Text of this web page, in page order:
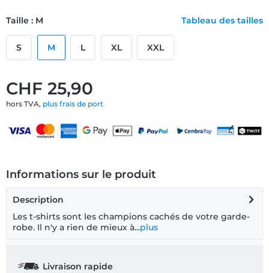
CHF 25,90
hors TVA, plus frais de port
Taille : M Tableau des tailles
S M L XL XXL
Informations sur le produit
Description
Les t-shirts sont les champions cachés de votre garde-
robe. Il n'y a rien de mieux à...plus
Livraison rapide